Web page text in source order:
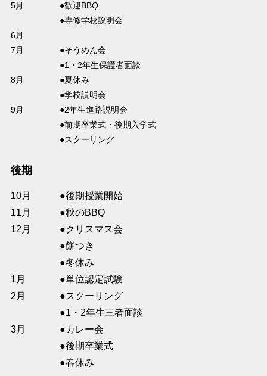
5月
●歓迎BBQ
●専修学校説明会
6月
7月
●そうめん会
●1・2年生保護者面談
8月
●夏休み
●学校説明会
9月
●2年生進路説明会
●前期卒業式・後期入学式
●スクーリング
後期
10月
●後期授業開始
11月
●秋のBBQ
12月
●クリスマス会
●餅つき
●冬休み
1月
●単位認定試験
2月
●スクーリング
●1・2年生三者面談
3月
●カレー会
●後期卒業式
●春休み